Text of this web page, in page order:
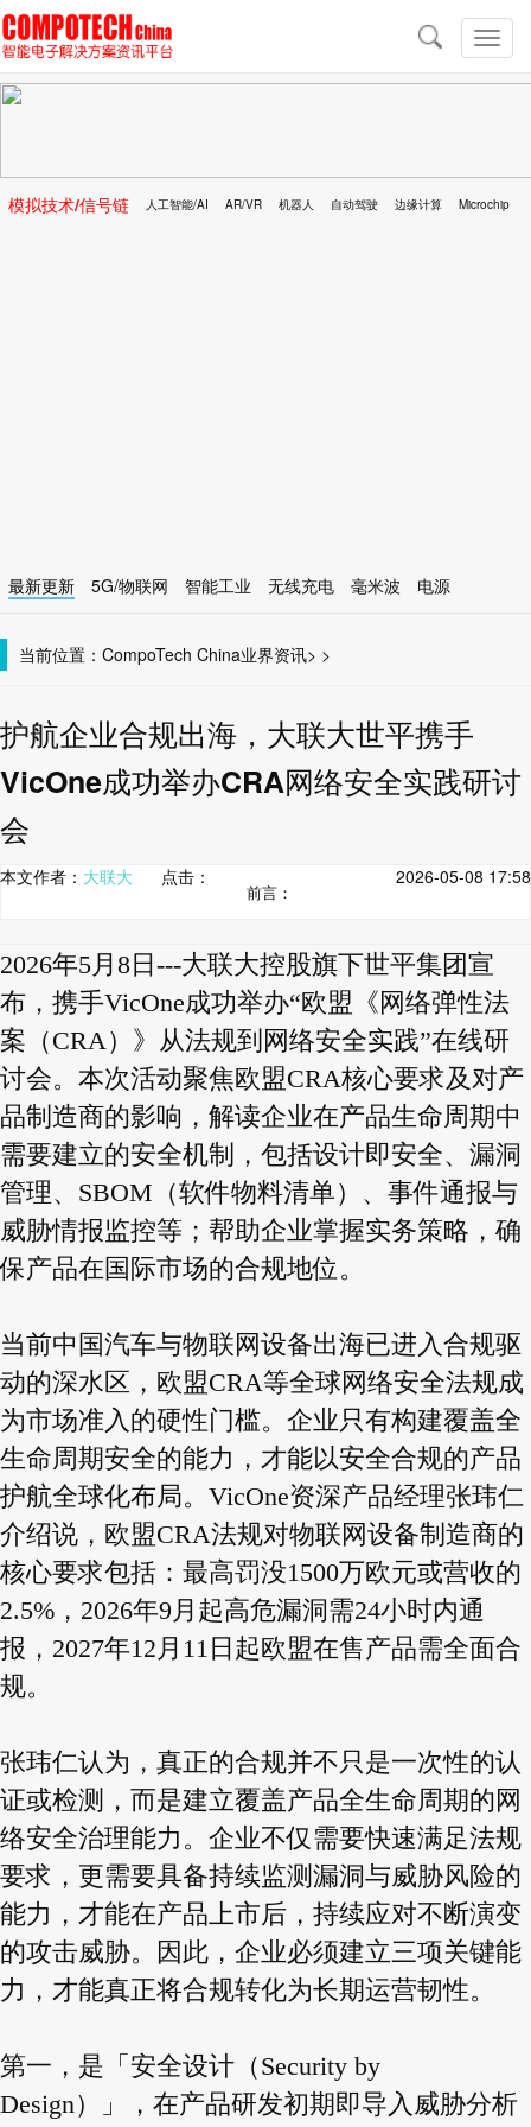
切
换
导
导
航
模拟技术/信号链 人工智能/AI AR/VR 机器人 自动驾驶 边缘计算 Microchip
最新更新 5G/物联网 智能工业 无线充电 毫米波
电源
当前位置： CompoTech China >
业界资讯 >
护航企业合规出海，大联大世平携手
VicOne成功举办CRA网络安全实践研讨
会
本文作者： 大联大 点击： 2026-05-08 17:58
前言：
2026年5月8日---大联大控股旗下世平集团宣
布，携手VicOne成功举办“欧盟《网络弹性法
案（CRA）》从法规到网络安全实践”在线研
讨会。本次活动聚焦欧盟CRA核心要求及对产
品制造商的影响，解读企业在产品生命周期中
需要建立的安全机制，包括设计即安全、漏洞
管理、SBOM（软件物料清单）、事件通报与
威胁情报监控等；帮助企业掌握实务策略，确
保产品在国际市场的合规地位。
当前中国汽车与物联网设备出海已进入合规驱
动的深水区，欧盟CRA等全球网络安全法规成
为市场准入的硬性门槛。企业只有构建覆盖全
生命周期安全的能力，才能以安全合规的产品
护航全球化布局。VicOne资深产品经理张玮仁
介绍说，欧盟CRA法规对物联网设备制造商的
核心要求包括：最高罚没1500万欧元或营收的
2.5%，2026年9月起高危漏洞需24小时内通
报，2027年12月11日起欧盟在售产品需全面合
规。
张玮仁认为，真正的合规并不只是一次性的认
证或检测，而是建立覆盖产品全生命周期的网
络安全治理能力。企业不仅需要快速满足法规
要求，更需要具备持续监测漏洞与威胁风险的
能力，才能在产品上市后，持续应对不断演变
的攻击威胁。因此，企业必须建立三项关键能
力，才能真正将合规转化为长期运营韧性。
第一，是「安全设计（Security by
Design）」，在产品研发初期即导入威胁分析